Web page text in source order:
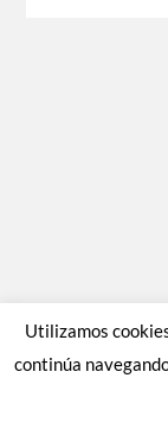
Utilizamos
continúa